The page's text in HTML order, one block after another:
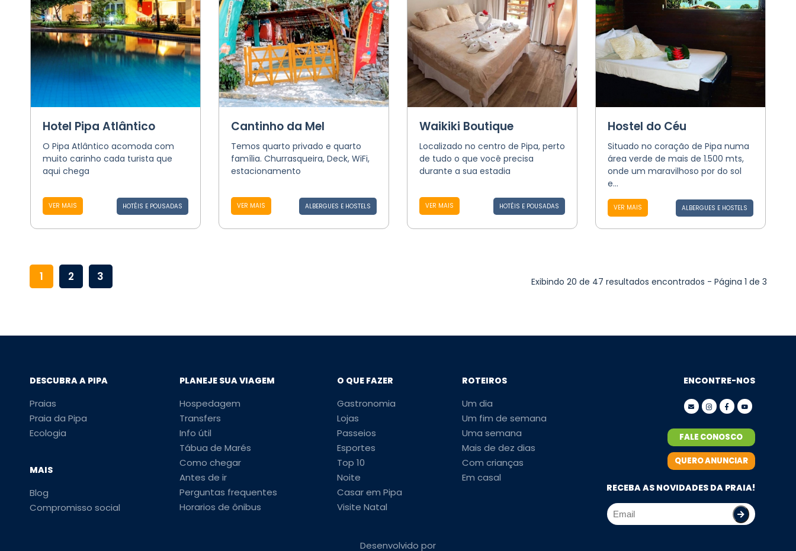
Hotel Pipa Atlântico
O Pipa Atlântico acomoda com
muito carinho cada turista que
aqui chega
VER MAIS HOTÉIS E POUSADAS
Cantinho da Mel
Temos quarto privado e quarto
família. Churrasqueira, Deck, WiFi,
estacionamento
VER MAIS ALBERGUES E HOSTELS
Waikiki Boutique
Localizado no centro de Pipa, perto
de tudo o que você precisa
durante a sua estadia
VER MAIS HOTÉIS E POUSADAS
Hostel do Céu
Situado no coração de Pipa numa
área verde de mais de 1.500 mts,
onde um maravilhoso por do sol
e...
VER MAIS ALBERGUES E HOSTELS
1 2 3 Exibindo 20 de 47 resultados encontrados - Página 1 de 3
DESCUBRA A PIPA
Praias
Praia da Pipa
Ecologia
MAIS
Blog
Compromisso social
PLANEJE SUA VIAGEM
Hospedagem
Transfers
Info útil
Tábua de Marés
Como chegar
Antes de ir
Perguntas frequentes
Horarios de ônibus
O QUE FAZER
Gastronomia
Lojas
Passeios
Esportes
Top 10
Noite
Casar em Pipa
Visite Natal
ROTEIROS
Um dia
Um fim de semana
Uma semana
Mais de dez dias
Com crianças
Em casal
ENCONTRE-NOS
FALE CONOSCO
QUERO ANUNCIAR
RECEBA AS NOVIDADES DA PRAIA!
Desenvolvido por